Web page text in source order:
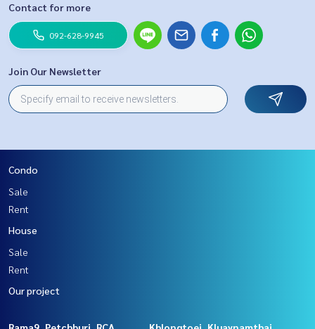
Contact for more
092-628-9945
Join Our Newsletter
Condo
Sale
Rent
House
Sale
Rent
Our project